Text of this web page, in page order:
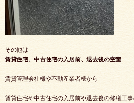
その他は
賃貸住宅、中古住宅の入居前、退去後の空室
賃貸管理会社様や不動産業者様から
賃貸住宅や中古住宅の入居前や退去後の修繕工